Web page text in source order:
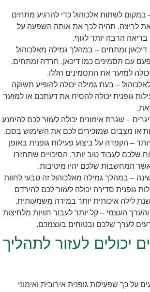
במקום לשתות אלכוהול כדי להרגיע מתחים
לריצה. תהיה לכך את אותה השפעה על
הרבה יותר לגוף.
ומתחים – במהלך גמילה מאלכוהול
עם תסמינים כמו דיכאן, חרדה ומתחים.
למזער את התסמינים הללו.
– בעת גמילה יכולה להופיע תשוקה
גופנית יכולה להסיח את דעתכם או למזער
– שגרת אימונים יכולה לעזור לכם להימנע
או מצבים שמזכירים לכם את השימוש בסם.
– הקפדה על ביצוע פעילות גופנית באופן
שלכם לעבוד טוב יותר. הסיכויים שתחזרו
המחשבות שלכם יהיו מיטיבות.
– במהלך גמילה מאלכוהול זה טבעי לחוות
גופנית סדירה יכולה לעזור לכם להירדם
לילה איכותית יותר במידה משמעותית.
העצמי – קל יותר לעבור חוויות מלחיצות
לערך שלכם ובטוחים בעצמכם.
יכולים לעזור לתהליך
על כך שפעילות גופנית אירובית ואימוני